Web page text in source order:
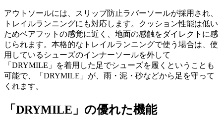
アウトソールには、スリップ防止ラバーソールが採用され、
トレイルランニングにも対応します。クッション性能は低い
ためベアフットの感覚に近く、地面の感触をダイレクトに感
じられます。本格的なトレイルランニングで使う場合は、使
用しているシューズのインナーソールを外して
「DRYMILE」を着用した足でシューズを履くということも
可能で、「DRYMILE」が、雨・泥・砂などから足を守って
くれます。
「DRYMILE」の優れた機能